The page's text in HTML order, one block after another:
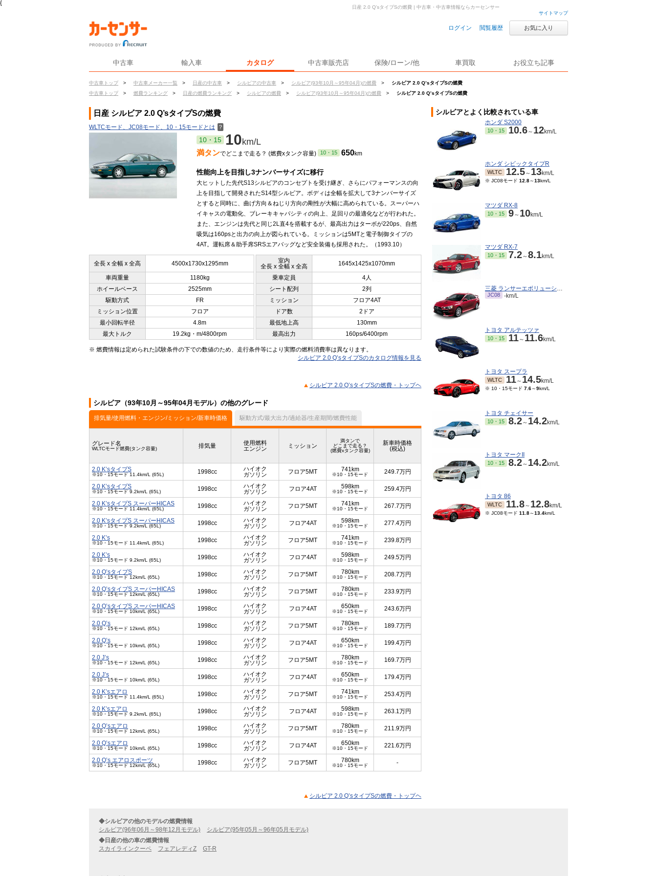
{
サイトマップ
ログイン 閲覧履歴 お気に入り
中古車 輸入車 カタログ 中古車販売店 保険/ローン/他 車買取 お役立ち記事
中古車トップ > 中古車メーカー一覧 > 日産の中古車 > シルビアの中古車 > シルビア(93年10月～95年04月)の燃費 >
シルビア 2.0 Q’sタイプSの燃費
中古車トップ
> 燃費ランキング > 日産の燃費ランキング > シルビアの燃費 > シルビア(93年10月～95年04月)の燃費 > シルビア 2.0 Q’sタイプSの燃費
日産 2.0 Q’sタイプSの燃費 | 中古車・中古車情報ならカーセンサー
日産 シルビア 2.0 Q’sタイプSの燃費
WLTCモード、JC08モード、10・15モードとは ？
10・15 10km/L
満タンでどこまで走る？ (燃費xタンク容量) 10・15 650km
性能向上を目指し3ナンバーサイズに移行
大ヒットした先代S13シルビアのコンセプトを受け継ぎ、さらにパフォーマンスの向
上を目指して開発されたS14型シルビア。ボディは全幅を拡大して3ナンバーサイズ
とすると同時に、曲げ方向＆ねじり方向の剛性が大幅に高められている。スーパーハ
イキャスの電動化、ブレーキキャパシティの向上、足回りの最適化などが行われた。
また、エンジンは先代と同じ2L直4を搭載するが、最高出力はターボが220ps、自然
吸気は160psと出力の向上が図られている。ミッションは5MTと電子制御タイプの
4AT。運転席＆助手席SRSエアバッグなど安全装備も採用された。（1993.10）
全長 x 全幅 x 全高 4500x1730x1295mm
室内
全長 x 全幅 x 全高
1645x1425x1070mm
車両重量 1180kg 乗車定員
4人
ホイールベース
2525mm シート配列
2列
駆動方式
FR ミッション
フロア4AT
ミッション位置
フロア ドア数
2ドア
最小回転半径
4.8m 最低地上高
130mm
最大トルク
19.2kg・m/4800rpm 最高出力 160ps/6400rpm
※ 燃費情報は定められた試験条件の下での数値のため、走行条件等により実際の燃料消費率は異なります。
シルビア 2.0 Q’sタイプSのカタログ情報を見る
シルビア 2.0 Q’sタイプSの燃費・トップヘ
シルビア（93年10月～95年04月モデル）の他のグレード
排気量/使用燃料・エンジン/ミッション/新車時価格 駆動方式/最大出力/過給器/生産期間/燃費性能
グレード名
WLTCモード燃費(タンク容量) 排気量
使用燃料
エンジン
ミッション
満タンで
どこまで走る？
(燃費xタンク容量)
新車時価格
(税込)
2.0 K’sタイプS
※10・15モード 11.4km/L (65L) 1998cc
ハイオク
ガソリン
フロア5MT 741km
※10・15モード 249.7万円
2.0 K’sタイプS
※10・15モード 9.2km/L (65L) 1998cc
ハイオク
ガソリン
フロア4AT 598km
※10・15モード 259.4万円
2.0 K’sタイプS スーパーHICAS
※10・15モード 11.4km/L (65L) 1998cc
ハイオク
ガソリン
フロア5MT 741km
※10・15モード 267.7万円
2.0 K’sタイプS スーパーHICAS
※10・15モード 9.2km/L (65L) 1998cc
ハイオク
ガソリン
フロア4AT 598km
※10・15モード 277.4万円
2.0 K’s
※10・15モード 11.4km/L (65L) 1998cc
ハイオク
ガソリン
フロア5MT 741km
※10・15モード 239.8万円
2.0 K’s
※10・15モード 9.2km/L (65L) 1998cc
ハイオク
ガソリン
フロア4AT 598km
※10・15モード 249.5万円
2.0 Q’sタイプS
※10・15モード 12km/L (65L) 1998cc
ハイオク
ガソリン
フロア5MT 780km
※10・15モード 208.7万円
2.0 Q’sタイプS スーパーHICAS
※10・15モード 12km/L (65L) 1998cc
ハイオク
ガソリン
フロア5MT 780km
※10・15モード 233.9万円
2.0 Q’sタイプS スーパーHICAS
※10・15モード 10km/L (65L) 1998cc
ハイオク
ガソリン
フロア4AT 650km
※10・15モード 243.6万円
2.0 Q’s
※10・15モード 12km/L (65L) 1998cc
ハイオク
ガソリン
フロア5MT 780km
※10・15モード 189.7万円
2.0 Q’s
※10・15モード 10km/L (65L) 1998cc
ハイオク
ガソリン
フロア4AT 650km
※10・15モード 199.4万円
2.0 J’s
※10・15モード 12km/L (65L) 1998cc
ハイオク
ガソリン
フロア5MT 780km
※10・15モード 169.7万円
2.0 J’s
※10・15モード 10km/L (65L) 1998cc
ハイオク
ガソリン
フロア4AT 650km
※10・15モード 179.4万円
2.0 K’sエアロ
※10・15モード 11.4km/L (65L) 1998cc
ハイオク
ガソリン
フロア5MT 741km
※10・15モード 253.4万円
2.0 K’sエアロ
※10・15モード 9.2km/L (65L) 1998cc
ハイオク
ガソリン
フロア4AT 598km
※10・15モード 263.1万円
2.0 Q’sエアロ
※10・15モード 12km/L (65L) 1998cc
ハイオク
ガソリン
フロア5MT 780km
※10・15モード 211.9万円
2.0 Q’sエアロ
※10・15モード 10km/L (65L) 1998cc
ハイオク
ガソリン
フロア4AT 650km
※10・15モード 221.6万円
2.0 Q’s エアロスポーツ
※10・15モード 12km/L (65L) 1998cc
ハイオク
ガソリン
フロア5MT 780km
※10・15モード -
シルビア 2.0 Q’sタイプSの燃費・トップヘ
シルビアとよく比較されている車
ホンダ S2000
10・15 10.6～ 12km/L
ホンダ シビックタイプR
WLTC 12.5～ 13km/L
※ JC08モード 12.8～13km/L
マツダ RX-8
10・15 9～ 10km/L
マツダ RX-7
10・15 7.2～8.1km/L
三菱 ランサーエボリューション
JC08 -km/L
トヨタ アルテッツァ
10・15 11～ 11.6km/L
トヨタ スープラ
WLTC 11～ 14.5km/L
※ 10・15モード 7.6～9km/L
トヨタ チェイサー
10・15 8.2～ 14.2km/L
トヨタ マークII
10・15 8.2～ 14.2km/L
トヨタ 86
WLTC 11.8～ 12.8km/L
※ JC08モード 11.8～13.4km/L
◆シルビアの他のモデルの燃費情報
シルビア(96年06月～98年12月モデル)
シルビア(95年05月～96年05月モデル)
◆日産の他の車の燃費情報
スカイラインクーペ
フェアレディZ GT-R